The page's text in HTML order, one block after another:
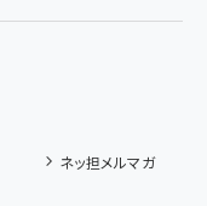
ネッ担メルマガ